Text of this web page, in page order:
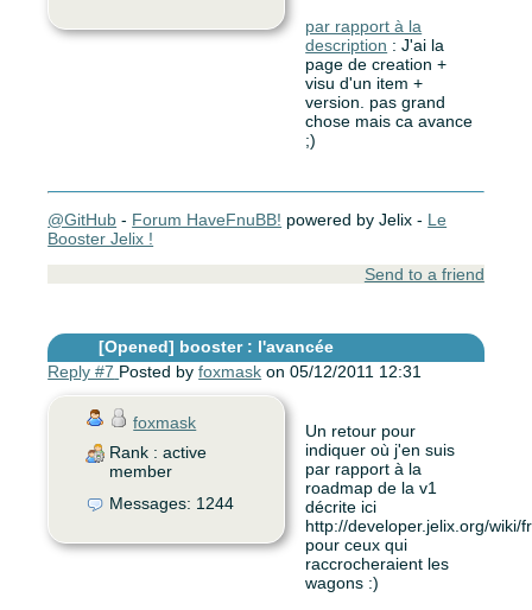
par rapport à la
description : J'ai la
page de creation +
visu d'un item +
version. pas grand
chose mais ca avance
;)
@GitHub - Forum HaveFnuBB! powered by Jelix - Le
Booster Jelix !
Send to a friend
[Opened] booster : l'avancée
Reply #7 Posted byfoxmask on 05/12/2011 12:31
foxmask
Rank : active
member
Messages: 1244
Un retour pour
indiquer où j'en suis
par rapport à la
roadmap de la v1
décrite ici
http://developer.jelix.org/wiki/
pour ceux qui
raccrocheraient les
wagons :)